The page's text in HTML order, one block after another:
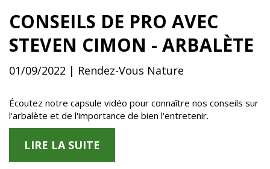
CONSEILS DE PRO AVEC
STEVEN CIMON - ARBALÈTE
01/09/2022 | Rendez-Vous Nature
Écoutez notre capsule vidéo pour connaître nos conseils sur
l'arbalète et de l'importance de bien l'entretenir.
LIRE LA SUITE